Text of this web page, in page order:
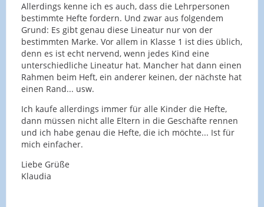
Allerdings kenne ich es auch, dass die Lehrpersonen
bestimmte Hefte fordern. Und zwar aus folgendem
Grund: Es gibt genau diese Lineatur nur von der
bestimmten Marke. Vor allem in Klasse 1 ist dies üblich,
denn es ist echt nervend, wenn jedes Kind eine
unterschiedliche Lineatur hat. Mancher hat dann einen
Rahmen beim Heft, ein anderer keinen, der nächste hat
einen Rand... usw.
Ich kaufe allerdings immer für alle Kinder die Hefte,
dann müssen nicht alle Eltern in die Geschäfte rennen
und ich habe genau die Hefte, die ich möchte... Ist für
mich einfacher.
Liebe Grüße
Klaudia